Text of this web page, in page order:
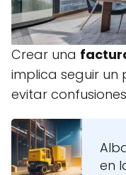
Crear una
implica seguir
evitar
en